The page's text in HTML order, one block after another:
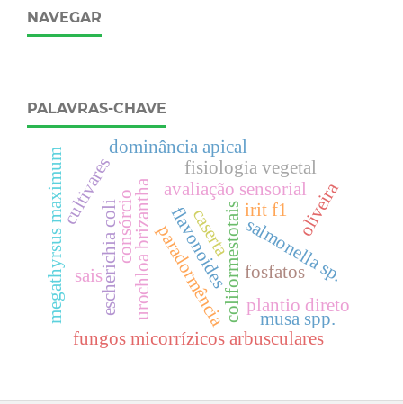
NAVEGAR
PALAVRAS-CHAVE
avaliação sensorial
coliformestotais
fungos micorrízicos arbusculares
urochloa brizantha plantio direto
m
e
g
a
t
h
y
r
s
u
s
m
a
x
i
m
u
m
consórcio salmonella sp.
escherichia coli paradormência
fisiologia vegetal
dominância apical
flavonoides
sais fosfatos
cultivares irit f1
caserta
musa spp.
oliveira